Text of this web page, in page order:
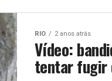
RIO 2 anos atrás
Vídeo:
tentar fugir